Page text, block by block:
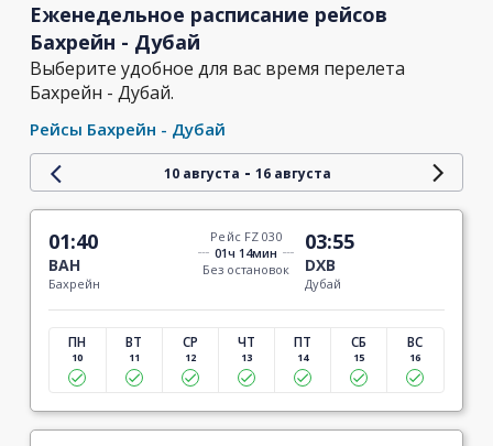
Еженедельное расписание рейсов
Бахрейн - Дубай
Выберите удобное для вас время перелета
Бахрейн - Дубай.
Рейсы Бахрейн - Дубай
10 августа - 16 августа
01:40
BAH
Бахрейн
Рейс FZ 030
01ч 14мин
Без остановок
03:55
DXB
Дубай
ПН
10
ВТ
11
СР
12
ЧТ
13
ПТ
14
СБ
15
ВС
16